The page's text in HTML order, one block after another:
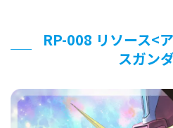
RP-008 リソース<
スガン